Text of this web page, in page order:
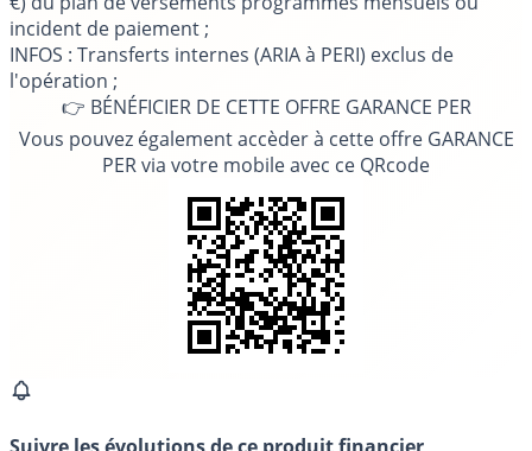
incident de paiement ;
INFOS : Transferts internes (ARIA à PERI) exclus de
l'opération ;
👉 BÉNÉFICIER DE CETTE OFFRE GARANCE PER
Vous pouvez également accèder à cette offre GARANCE
PER via votre mobile avec ce QRcode